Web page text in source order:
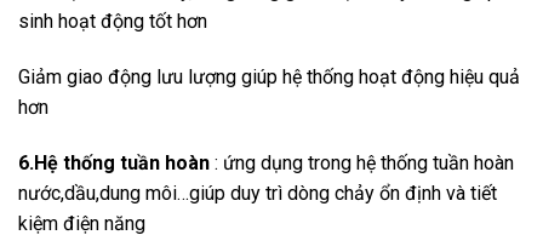
sinh hoạt động tốt hơn
Giảm giao động lưu lượng giúp hệ thống hoạt động hiệu quả
hơn
6.Hệ thống tuần hoàn : ứng dụng trong hệ thống tuần hoàn
nước,dầu,dung môi…giúp duy trì dòng chảy ổn định và tiết
kiệm điện năng